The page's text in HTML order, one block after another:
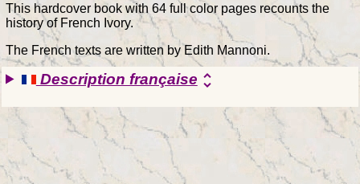
This hardcover book with 64 full color pages recounts the
history of French Ivory.
The French texts are written by Edith Mannoni.
Description française unfold_more